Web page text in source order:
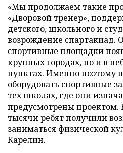
«Мы продолжаем такие
«Дворовой тренер»,
детского, школьного и
возрождение спартакиад.
спортивные площадки
крупных городах, но и в
пунктах. Именно поэтому
оборудовать спортивные
тех школах, где они
предусмотрены проектом.
тысячи ребят получили
заниматься физической
Карелин.